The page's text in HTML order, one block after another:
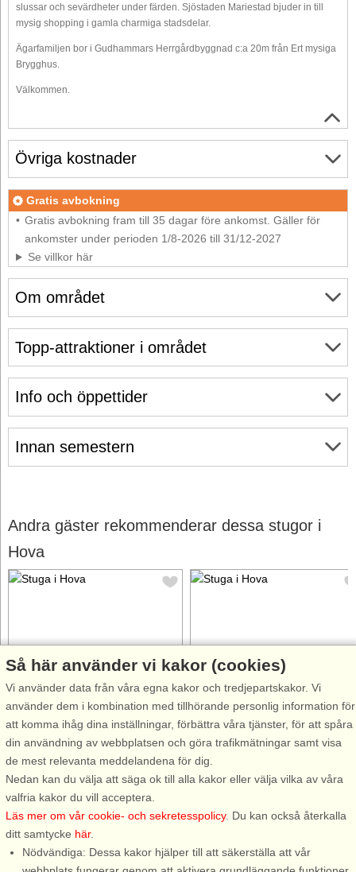
slussar och sevärdheter under färden. Sjöstaden Mariestad bjuder in till
mysig shopping i gamla charmiga stadsdelar.
Ägarfamiljen bor i Gudhammars Herrgårdbyggnad c:a 20m från Ert mysiga
Brygghus.
Välkommen.
Om området
Info och öppettider
Innan semestern
Övriga kostnader
Gratis avbokning
Gratis avbokning fram till 35 dagar före ankomst. Gäller för
ankomster under perioden 1/8-2026 till 31/12-2027
Se villkor här
Topp-attraktioner i området
Andra gäster rekommenderar dessa stugor i
Hova
Stugnr: 38744
Hova
6 personer, 115 m²
2 m till sjö/hav:.
Välkommen till ett vackert hus
precis in till sjön, som kallas för
"Väveriet". Stugan är en del av
Gudhammars Herrgård och är
en idyll från 1800-talet och med
panoramautsikt över sjön
Skagern. Läget är ...
Stugnr: 40719
Hova
4 personer, 50 m²
20 m till sjö/hav:.
Välkommen till den lilla
"smedjan", ett av flera hus med
Charmig och rustik stuga från
endast 20 meter från sjön
Skagerns vatten! Här njuter
Så här använder vi kakor (cookies)
Vi använder data från våra egna kakor och tredjepartskakor. Vi
använder dem i kombination med tillhörande personlig information för
att komma ihåg dina inställningar, förbättra våra tjänster, för att spåra
din användning av webbplatsen och göra trafikmätningar samt visa
de mest relevanta meddelandena för dig.
Nedan kan du välja att säga ok till alla kakor eller välja vilka av våra
valfria kakor du vill acceptera.
Läs mer om vår cookie- och sekretesspolicy. Du kan också återkalla
ditt samtycke här.
Nödvändiga: Dessa kakor hjälper till att säkerställa att vår